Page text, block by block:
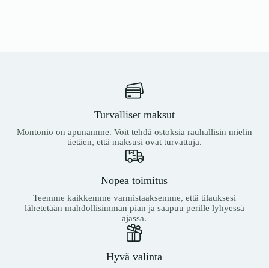
Turvalliset maksut
Montonio on apunamme. Voit tehdä ostoksia rauhallisin mielin
tietäen, että maksusi ovat turvattuja.
Nopea toimitus
Teemme kaikkemme varmistaaksemme, että tilauksesi
lähetetään mahdollisimman pian ja saapuu perille lyhyessä
ajassa.
Hyvä valinta